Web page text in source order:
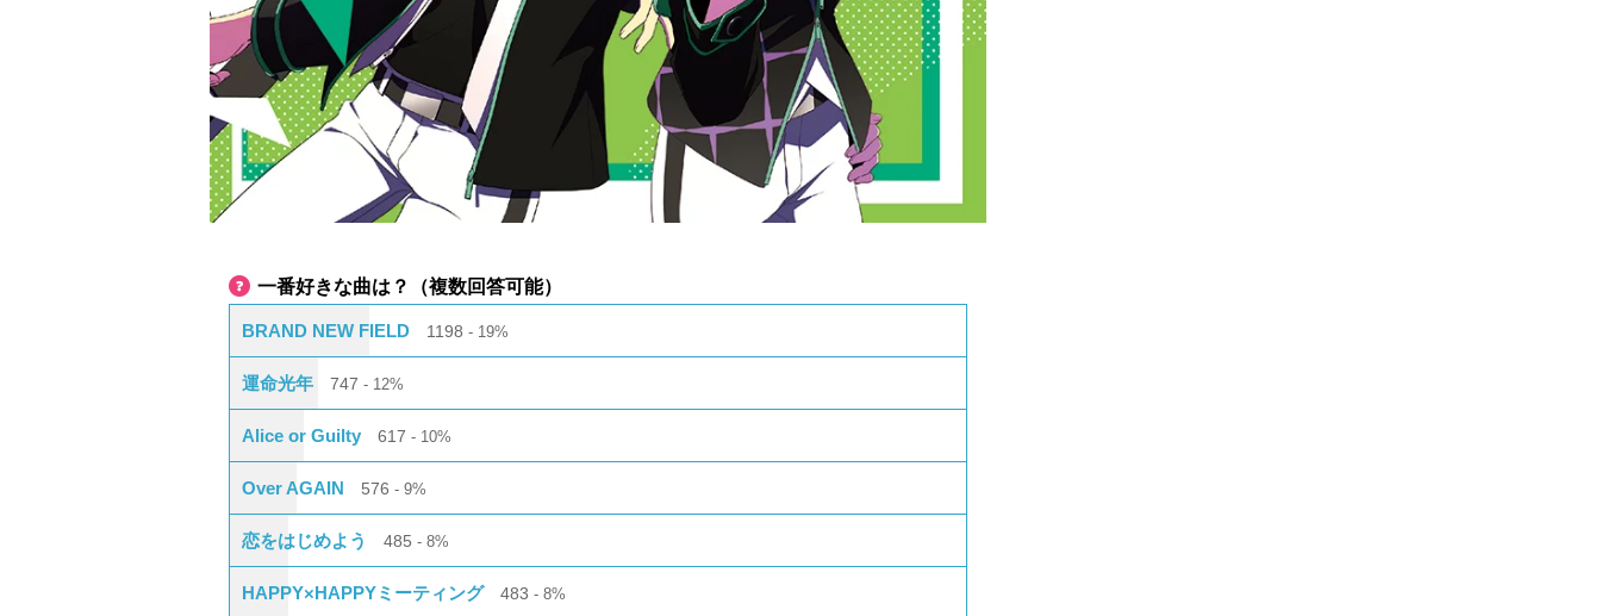
一番好きな曲は？（複数回答可能）
BRAND NEW FIELD 1198 19%
運命光年 747 12%
Alice or Guilty 617 10%
Over AGAIN 576 9%
恋をはじめよう 485 8%
HAPPY×HAPPYミーティング 483 8%